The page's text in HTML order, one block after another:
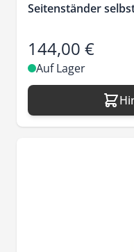
Seitenständer
144,00 €
Auf Lager